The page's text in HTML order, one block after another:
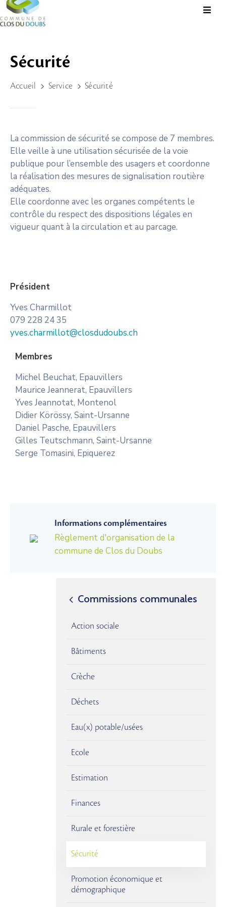
Administration
Guichet
Locale
Tourisme
Durable
&
Culture
Rechercher?
Sécurité
Accueil Service Sécurité
La commission de sécurité se compose de 7 membres.
Elle veille à une utilisation sécurisée de la voie
publique pour l’ensemble des usagers et coordonne
la réalisation des mesures de signalisation routière
adéquates.
Elle coordonne avec les organes compétents le
contrôle du respect des dispositions légales en
vigueur quant à la circulation et au parcage.
Président
Yves Charmillot
079 228 24 35
yves.charmillot@closdudoubs.ch
Membres
Michel Beuchat, Epauvillers
Maurice Jeannerat, Epauvillers
Yves Jeannotat, Montenol
Didier Körössy, Saint-Ursanne
Daniel Pasche, Epauvillers
Gilles Teutschmann, Saint-Ursanne
Serge Tomasini, Epiquerez
Informations complémentaires
Règlement d'organisation de la
commune de Clos du Doubs
Commissions communales
Action sociale
Bâtiments
Crèche
Déchets
Eau(x) potable/usées
Ecole
Estimation
Finances
Rurale et forestière
Sécurité
Promotion économique et
démographique